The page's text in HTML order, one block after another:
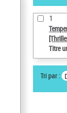
1
Titre
Tri par :